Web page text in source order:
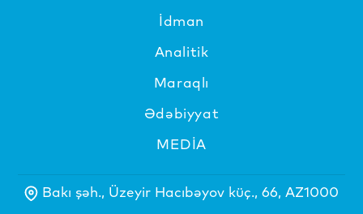
İdman
Analitik
Maraqlı
Ədəbiyyat
MEDİA
Bakı şəh., Üzeyir Hacıbəyov küç., 66, AZ1000